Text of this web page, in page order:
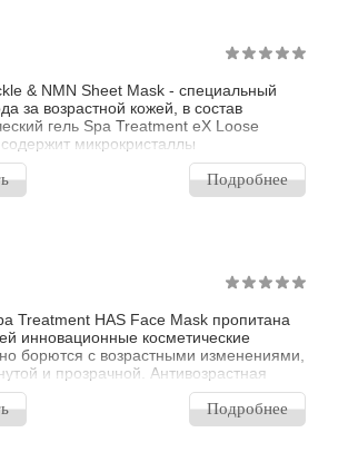
& NMN Sheet Mask - специальный
за возрастной кожей, в состав
гель Spa Treatment eX Loose
микрокристаллы
кислоты. Система доставки
которая сочетает в себе
влаги. Спикулы представляют
Подробнее
Treatment HAS Face Mask пропитана
инновационные косметические
борются с возрастными изменениями,
и прозрачной. Антивозрастная
способствует уменьшению отеков,
уплотняет кожу и улучшает цвет
масла розы центифолии позволяет
Подробнее